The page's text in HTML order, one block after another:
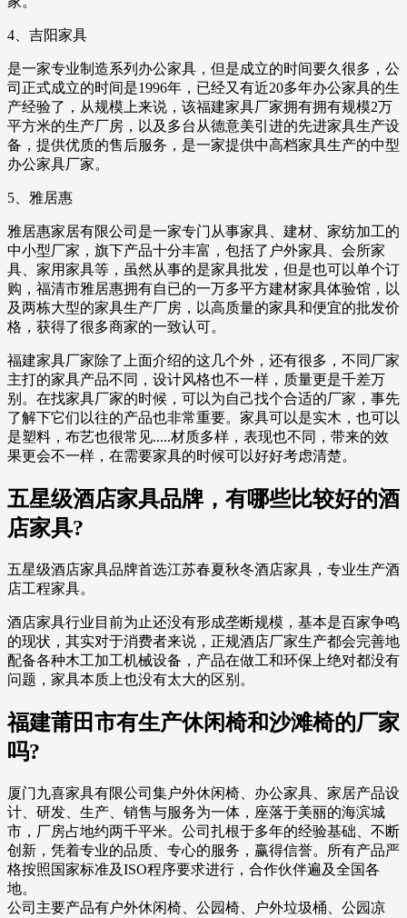
4、吉阳家具
是一家专业制造系列办公家具，但是成立的时间要久很多，公
司正式成立的时间是1996年，已经又有近20多年办公家具的生
产经验了，从规模上来说，该福建家具厂家拥有拥有规模2万
平方米的生产厂房，以及多台从德意美引进的先进家具生产设
备，提供优质的售后服务，是一家提供中高档家具生产的中型
办公家具厂家。
5、雅居惠
雅居惠家居有限公司是一家专门从事家具、建材、家纺加工的
中小型厂家，旗下产品十分丰富，包括了户外家具、会所家
具、家用家具等，虽然从事的是家具批发，但是也可以单个订
购，福清市雅居惠拥有自已的一万多平方建材家具体验馆，以
及两栋大型的家具生产厂房，以高质量的家具和便宜的批发价
格，获得了很多商家的一致认可。
福建家具厂家除了上面介绍的这几个外，还有很多，不同厂家
主打的家具产品不同，设计风格也不一样，质量更是千差万
别。在找家具厂家的时候，可以为自己找个合适的厂家，事先
了解下它们以往的产品也非常重要。家具可以是实木，也可以
是塑料，布艺也很常见.....材质多样，表现也不同，带来的效
果更会不一样，在需要家具的时候可以好好考虑清楚。
五星级酒店家具品牌，有哪些比较好的酒
店家具?
五星级酒店家具品牌首选江苏春夏秋冬酒店家具，专业生产酒
店工程家具。
酒店家具行业目前为止还没有形成垄断规模，基本是百家争鸣
的现状，其实对于消费者来说，正规酒店厂家生产都会完善地
配备各种木工加工机械设备，产品在做工和环保上绝对都没有
问题，家具本质上也没有太大的区别。
福建莆田市有生产休闲椅和沙滩椅的厂家
吗?
厦门九喜家具有限公司集户外休闲椅、办公家具、家居产品设
计、研发、生产、销售与服务为一体，座落于美丽的海滨城
市，厂房占地约两千平米。公司扎根于多年的经验基础、不断
创新，凭着专业的品质、专心的服务，赢得信誉。所有产品严
格按照国家标准及ISO程序要求进行，合作伙伴遍及全国各
地。
公司主要产品有户外休闲椅、公园椅、户外垃圾桶、公园凉